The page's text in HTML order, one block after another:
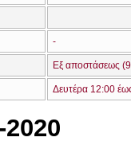
-
Εξ αποστάσεως
Δευτέρα 12:00